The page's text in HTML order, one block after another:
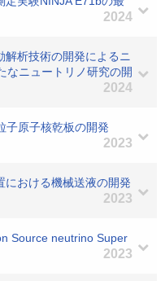
2024
解析技術の開発によるニ
なニュートリノ研究の開
2024
子原子核乾板の開発
2023
における機械送液の開発
2023
Source neutrino Super
2023